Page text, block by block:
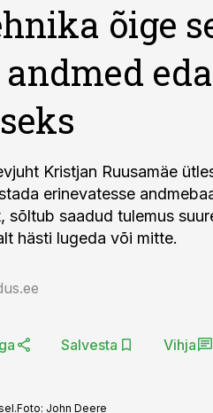
õige
Kristjan Ruusamäe
erinevatesse
sõltub saadud tulemus
hästi lugeda või mitte.
Salvesta Vihja
Foto: John Deere